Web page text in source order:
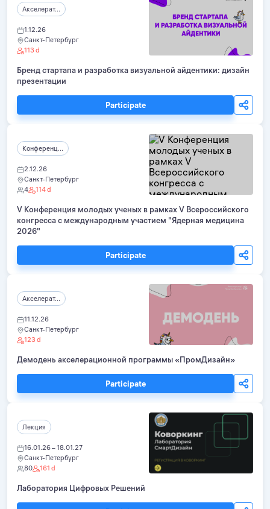
Акселерат...
1.12.26
Санкт-Петербург
113 d
Бренд стартапа и разработка визуальной айдентики: дизайн
презентации
Participate
Конференц...
2.12.26
Санкт-Петербург
4
114 d
V Конференция молодых ученых в рамках V Всероссийского
конгресса с международным участием "Ядерная медицина
2026"
Participate
Акселерат...
11.12.26
Санкт-Петербург
123 d
Демодень акселерационной программы «ПромДизайн»
Participate
Лекция
16.01.26 – 18.01.27
Санкт-Петербург
80
161 d
Лаборатория Цифровых Решений